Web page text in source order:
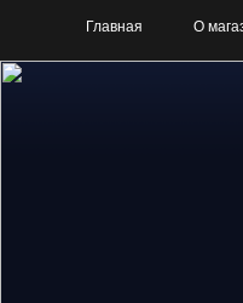
Главная О